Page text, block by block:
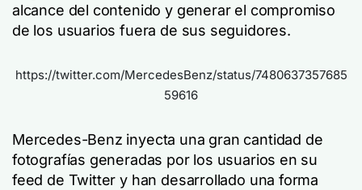
alcance del contenido y generar el compromiso
de los usuarios fuera de sus seguidores.
https://twitter.com/MercedesBenz/status/7480637357685
59616
Mercedes-Benz inyecta una gran cantidad de
fotografías generadas por los usuarios en su
feed de Twitter y han desarrollado una forma